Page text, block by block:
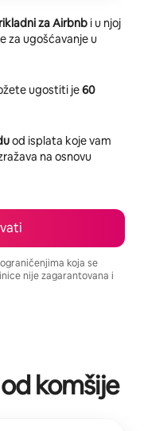
za Airbnb i u njoj
za ugošćavanje u
ugostiti je60
od isplata koje vam
na osnovu
koja se
nije zagarantovana i
komšije